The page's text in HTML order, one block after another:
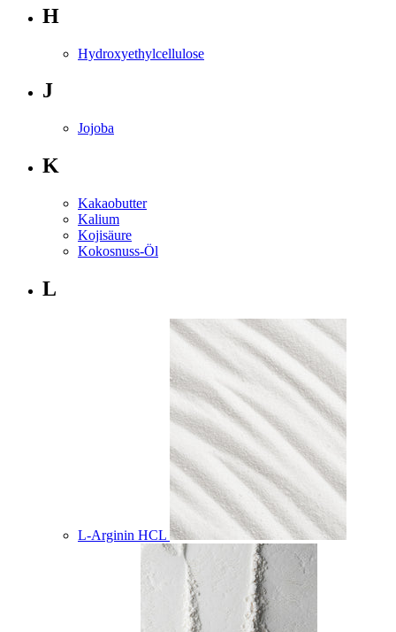
H
Hydroxyethylcellulose
J
Jojoba
K
Kakaobutter
Kalium
Kojisäure
Kokosnuss-Öl
L
L-Arginin HCL